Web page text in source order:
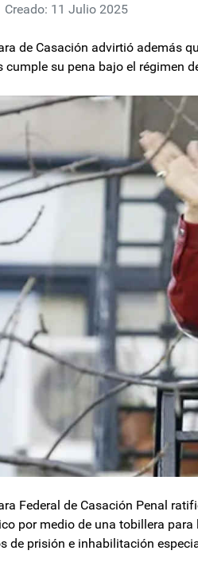
Creado: 11 Julio 2025
de Casación advirtió además
cumple su pena bajo el régimen
Federal de Casación Penal
por medio de una tobillera
de prisión e inhabilitación